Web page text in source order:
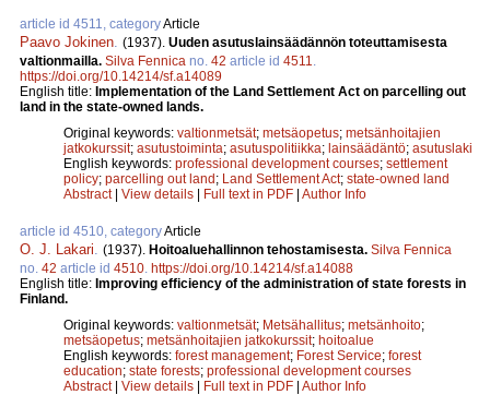
article id 4511, categoryArticle
Paavo Jokinen (1937). Uuden asutuslainsäädännön toteuttamisesta
valtionmailla. Silva Fennica no. 42 article id 4511
https://doi.org/10.14214/sf.a14089
English title: Implementation of the Land Settlement Act on parcelling out
land in the state-owned lands.
Original keywords: valtionmetsät; metsäopetus; metsänhoitajien
jatkokurssit; asutustoiminta; asutuspolitiikka; lainsäädäntö; asutuslaki
English keywords: professional development courses; settlement
policy; parcelling out land; Land Settlement Act; state-owned land
Abstract| View details | Full text in PDF | Author Info
article id 4510, categoryArticle
O. J. Lakari (1937). Hoitoaluehallinnon tehostamisesta. Silva Fennica
no. 42 article id 4510 https://doi.org/10.14214/sf.a14088
English title: Improving efficiency of the administration of state forests in
Finland.
Original keywords: valtionmetsät; Metsähallitus; metsänhoito;
metsäopetus; metsänhoitajien jatkokurssit; hoitoalue
English keywords: forest management; Forest Service; forest
education; state forests; professional development courses
Abstract| View details | Full text in PDF | Author Info